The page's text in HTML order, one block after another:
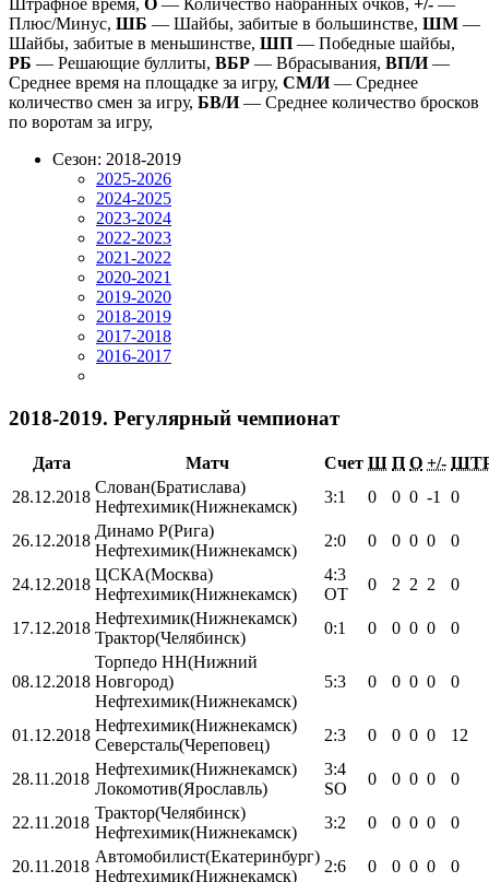
Штрафное время, О — Количество набранных очков, +/- —
Плюс/Минус, ШБ — Шайбы, забитые в большинстве, ШМ —
Шайбы, забитые в меньшинстве, ШП — Победные шайбы,
РБ — Решающие буллиты, ВБР — Вбрасывания, ВП/И—
Среднее время на площадке за игру, СМ/И— Среднее
количество смен за игру, БВ/И— Среднее количество бросков
по воротам за игру,
Сезон: 2018-2019
2025-2026
2024-2025
2023-2024
2022-2023
2021-2022
2020-2021
2019-2020
2018-2019
2017-2018
2016-2017
2018-2019. Регулярный чемпионат
Дата Матч Счет Ш П О +/-
28.12.2018
Слован(Братислава)
Нефтехимик(Нижнекамск)
3:1 0 0 0 -1 0
26.12.2018
Динамо Р(Рига)
Нефтехимик(Нижнекамск)
2:0 0 0 0 0 0
24.12.2018
ЦСКА(Москва)
Нефтехимик(Нижнекамск)
4:3
OT
0 2 2 2 0
17.12.2018
Нефтехимик(Нижнекамск)
Трактор(Челябинск)
0:1 0 0 0 0 0
08.12.2018
Торпедо HH(Нижний
Новгород)
Нефтехимик(Нижнекамск)
5:3 0 0 0 0 0
01.12.2018
Нефтехимик(Нижнекамск)
Северсталь(Череповец)
2:3 0 0 0 0 12
28.11.2018
Нефтехимик(Нижнекамск)
Локомотив(Ярославль)
3:4
SO
0 0 0 0 0
22.11.2018
Трактор(Челябинск)
Нефтехимик(Нижнекамск)
3:2 0 0 0 0 0
20.11.2018
Автомобилист(Екатеринбург)
Нефтехимик(Нижнекамск)
2:6 0 0 0 0 0